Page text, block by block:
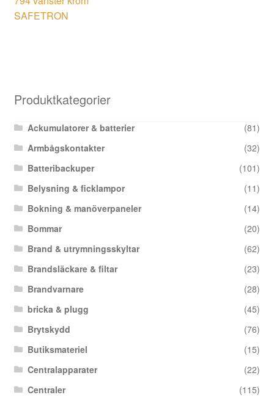
SAFETRON
Produktkategorier
Ackumulatorer & batterier
(81)
Armbågskontakter
(32)
Batteribackuper
(101)
Belysning & ficklampor
(11)
Bokning & manöverpaneler
(14)
Bommar
(20)
Brand & utrymningsskyltar
(62)
Brandsläckare & filtar
(23)
Brandvarnare
(28)
bricka & plugg
(45)
Brytskydd
(76)
Butiksmateriel
(15)
Centralapparater
(22)
Centraler
(115)